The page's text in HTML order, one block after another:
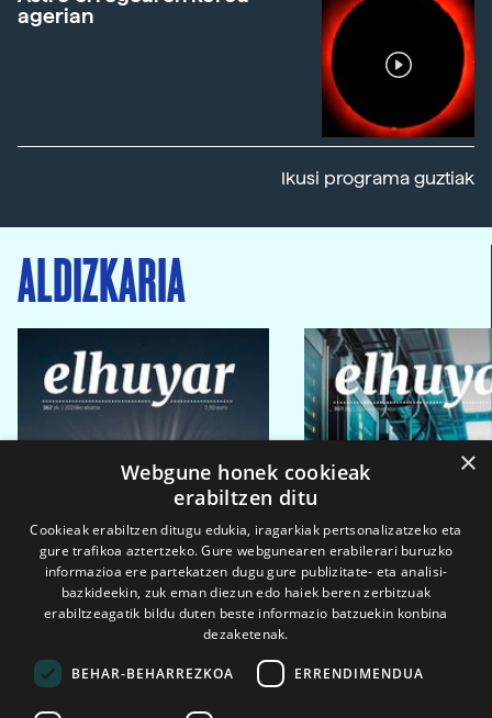
agerian
Ikusi programa guztiak
ALDIZKARIA
×
Webgune honek cookieak
erabiltzen ditu
Cookieak erabiltzen ditugu edukia, iragarkiak pertsonalizatzeko eta
gure trafikoa aztertzeko. Gure webgunearen erabilerari buruzko
informazioa ere partekatzen dugu gure publizitate- eta analisi-
bazkideekin, zuk eman diezun edo haiek beren zerbitzuak
erabiltzeagatik bildu duten beste informazio batzuekin konbina
dezaketenak.
BEHAR-BEHARREZKOA ERRENDIMENDUA